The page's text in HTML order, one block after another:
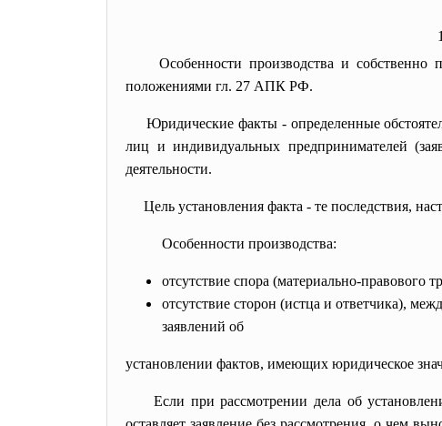
1
Особенности производства и
положениями гл. 27 АПК РФ.
Юридические факты - определенные
лиц и индивидуальных предпринимателей
деятельности.
Цель установления факта - те последствия,
Особенности производства:
отсутствие спора (материально-правового
отсутствие сторон (истца и ответчика),
заявлений об
установлении фактов, имеющих юридическое
Если при рассмотрении дела об